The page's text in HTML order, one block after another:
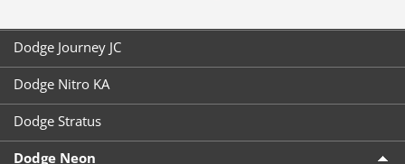
Dodge Journey JC
Dodge Nitro KA
Dodge Stratus
Dodge Neon